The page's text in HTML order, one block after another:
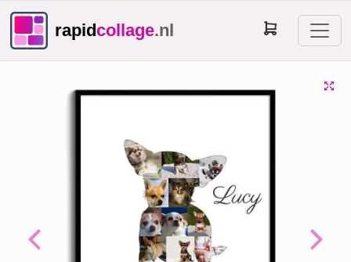
rapidcollage.nl
Previous Next